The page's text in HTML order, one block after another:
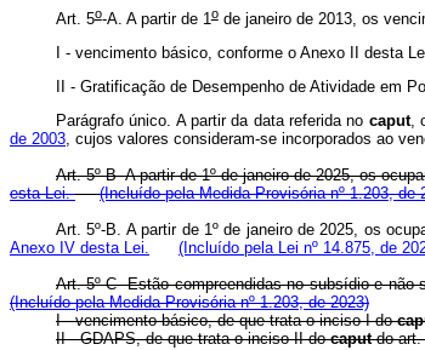
Art. 5o-A. A partir de 1ode janeiro de 2013, os
I - vencimento básico, conforme o Anexo
II - Gratificação de Desempenho de
Parágrafo único. A partir da data referida no caput,
de 2003, cujos valores consideram-se incorporados ao
Art. 5º-B A partir de 1º de janeiro de 2025, os
esta Lei.
(Incluído pela Medida Provisória nº 1.203, de
Art. 5º-B. A partir de 1º de janeiro de 2025, os
Anexo IV desta Lei.
(Incluído pela Lei nº 14.875, de
Art. 5º-C Estão compreendidas no subsídio e
(Incluído pela Medida Provisória nº 1.203, de 2023)
I - vencimento básico, de que trata o inciso I do
II -GDAPS,de que trata o inciso II docaputdo